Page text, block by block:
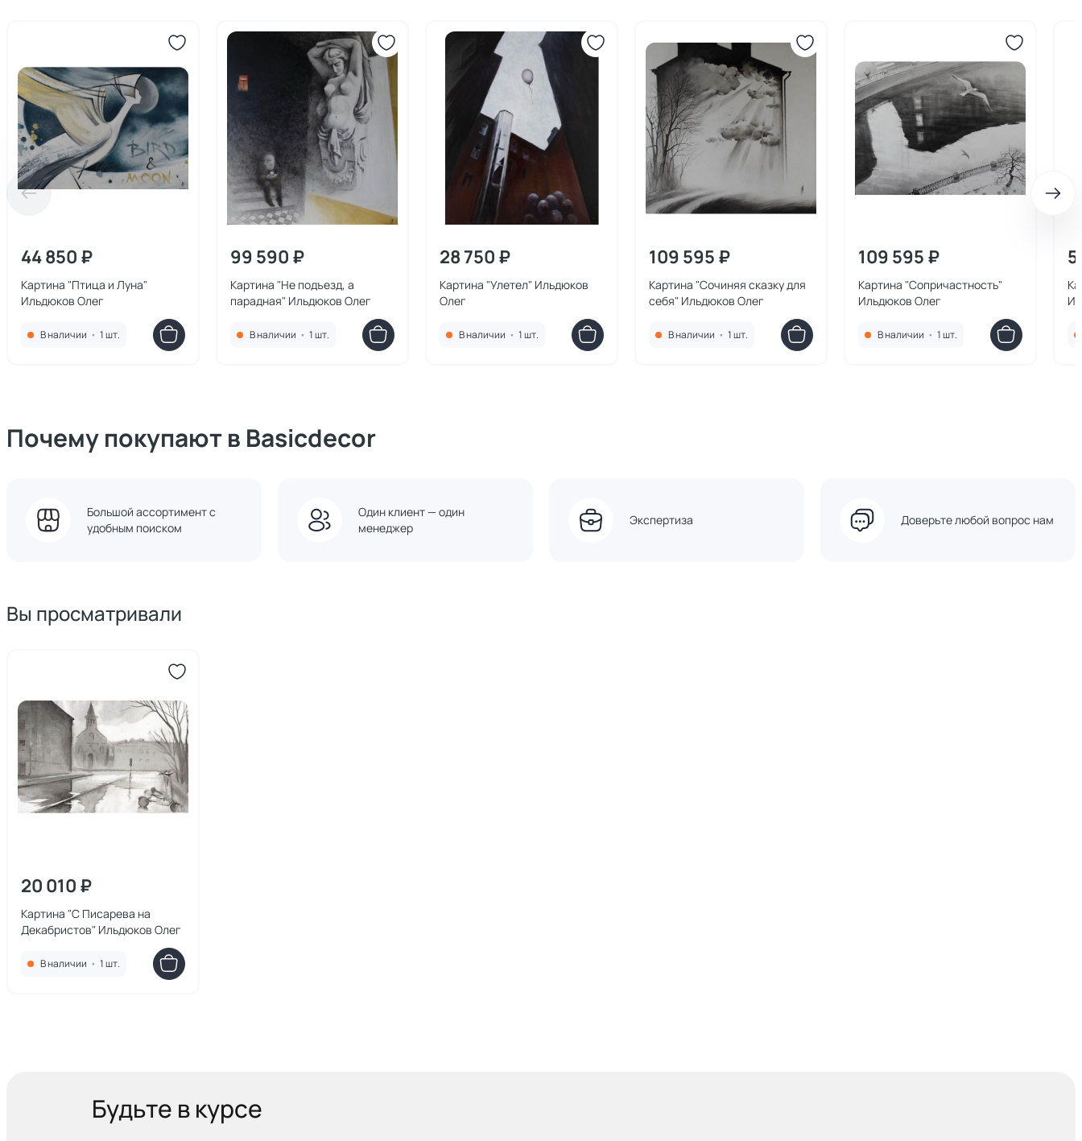
44 850 ₽
Картина "Птица и Луна"
Ильдюков Олег
В наличии • 1 шт.
99 590 ₽
Картина "Не подъезд, а
парадная" Ильдюков Олег
В наличии • 1 шт.
28 750 ₽
Картина "Улетел" Ильдюков
Олег
В наличии • 1 шт.
109 595 ₽
Картина "Сочиняя сказку для
себя" Ильдюков Олег
В наличии • 1 шт.
109 595 ₽
Картина "Сопричастность"
Ильдюков Олег
В наличии • 1 шт.
Почему покупают в Basicdecor
Большой ассортимент с
удобным поиском
Один клиент — один
менеджер
Экспертиза Доверьте любой вопрос нам
Вы просматривали
20 010 ₽
Картина "С Писарева на
Декабристов" Ильдюков Олег
В наличии • 1 шт.
Будьте в курсе